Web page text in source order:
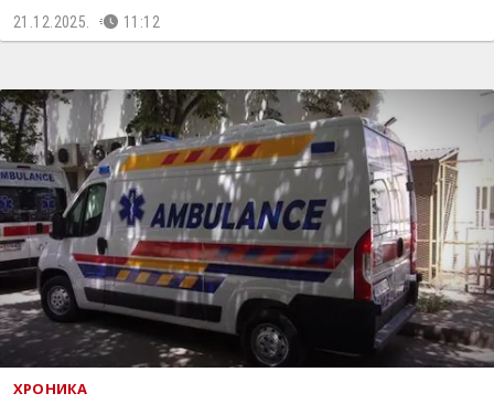
21.12.2025. 11:12
ХРОНИКА